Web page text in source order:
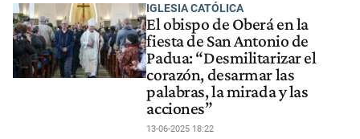
IGLESIA CATÓLICA
El obispo de Oberá en la
fiesta de San Antonio de
Padua: “Desmilitarizar el
corazón, desarmar las
palabras, la mirada y las
acciones”
13-06-2025 18:22